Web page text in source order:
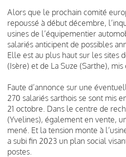
A lors que le prochain comité
repoussé à début décembre,
usines de l’équipementier
salariés anticipent de possibles
Elle est au plus haut sur les sites
(Isère) et de La Suze (Sarthe),
Faute d’annonce sur une
270 salariés sarthois se sont mis
21 octobre. Dans le centre de
(Yvelines), également en vente,
mené. Et la tension monte à
a subi fin 2023 un plan social
postes.